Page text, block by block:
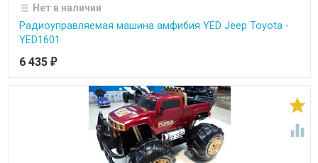
Нет в наличии
Радиоуправляемая машина амфибия YED Jeep Toyota -
YED1601
6 435 ₽

